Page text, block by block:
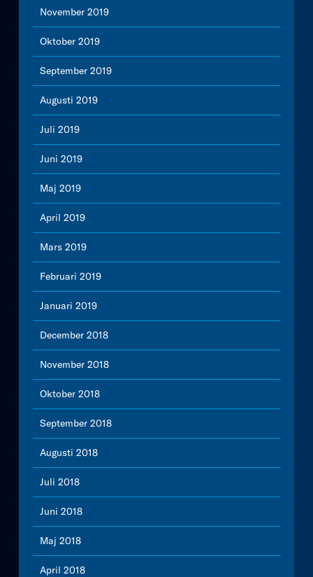
November 2019
Oktober 2019
September 2019
Augusti 2019
Juli 2019
Juni 2019
Maj 2019
April 2019
Mars 2019
Februari 2019
Januari 2019
December 2018
November 2018
Oktober 2018
September 2018
Augusti 2018
Juli 2018
Juni 2018
Maj 2018
April 2018